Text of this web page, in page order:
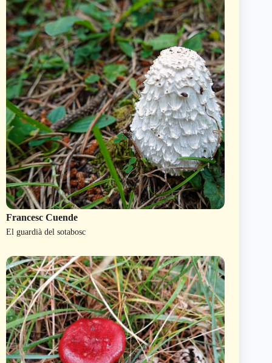
Francesc Cuende
El guardià del sotabosc